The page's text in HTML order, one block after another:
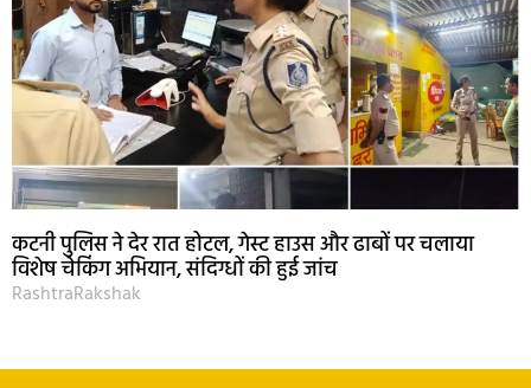
कटनी पुलिस ने देर रात होटल, गेस्ट हाउस और ढाबों पर चलाया
विशेष चेकिंग अभियान, संदिग्धों की हुई जांच
RashtraRakshak